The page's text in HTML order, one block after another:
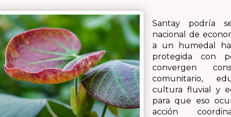
Santay podría
nacional de
a un humedal
protegida con
convergen
comunitario,
cultura fluvial y
para que eso
acción